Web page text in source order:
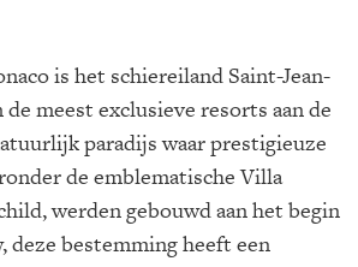
is het schiereiland Saint-Jean-
de meest exclusieve resorts aan de
paradijs waar prestigieuze
de emblematische Villa
werden gebouwd aan het begin
deze bestemming heeft een